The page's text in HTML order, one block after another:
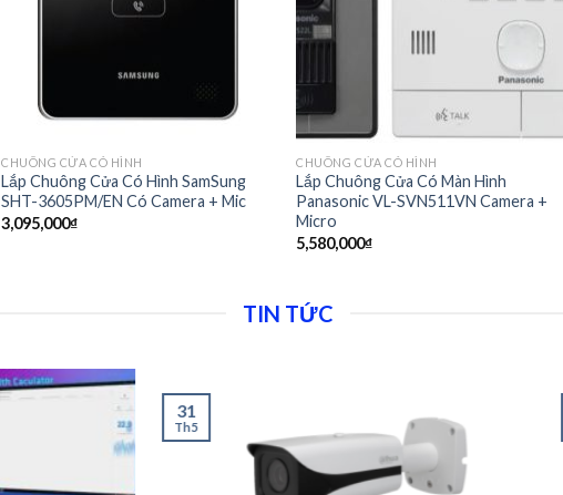
CHUÔNG CỬA CÓ HÌNH
Lắp Chuông Cửa Có Hình SamSung
SHT-3605PM/EN Có Camera + Mic
3,095,000₫
CHUÔNG CỬA CÓ HÌNH
Lắp Chuông Cửa Có Màn Hình
Panasonic VL-SVN511VN Camera +
Micro
5,580,000₫
TIN TỨC
31
Th5